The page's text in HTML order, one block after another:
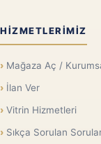
HIZMETLERIMIZ
Mağaza Aç /
İlan Ver
Vitrin Hizmetleri
Sıkça Sorulan